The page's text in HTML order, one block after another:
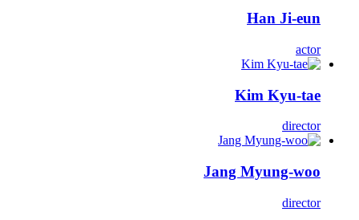
Han Ji-eun
actor
Kim Kyu-tae
director
Jang Myung-woo
director